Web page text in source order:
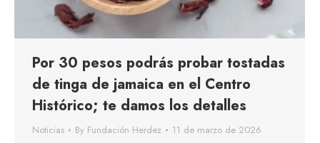
Por 30 pesos podrás probar tostadas
de tinga de jamaica en el Centro
Histórico; te damos los detalles
Noticias By Fundación Herdez 11 de marzo de 2026